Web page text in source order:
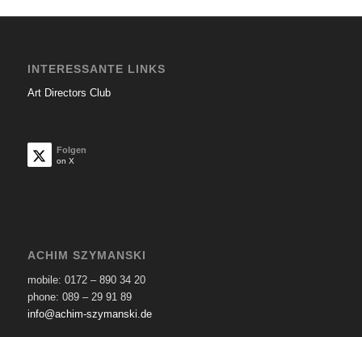
INTERESSANTE LINKS
Art Directors Club
Folgen
on X
ACHIM SZYMANSKI
mobile: 0172 – 890 34 20
phone: 089 – 29 91 89
info@achim-szymanski.de